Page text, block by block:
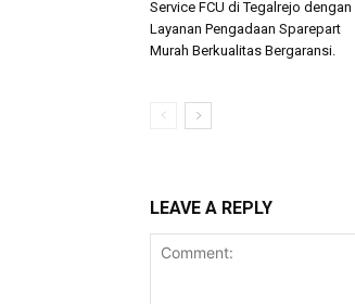
Service FCU di Tegalrejo dengan
Layanan Pengadaan Sparepart
Murah Berkualitas Bergaransi.
LEAVE A REPLY